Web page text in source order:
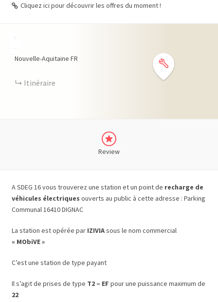
Cliquez ici pour découvrir les offres du moment !
Nouvelle-Aquitaine FR
Itinéraire
Review
A SDEG 16 vous trouverez une station et un point de recharge de
véhicules électriques ouverts au public à cette adresse : Parking
Communal 16410 DIGNAC
La station est opérée par IZIVIAsous le nom commercial
« MObiVE »
C’est une station de type payant
Il s’agit de prises de type T2 – EF pour une puissance maximum de
22